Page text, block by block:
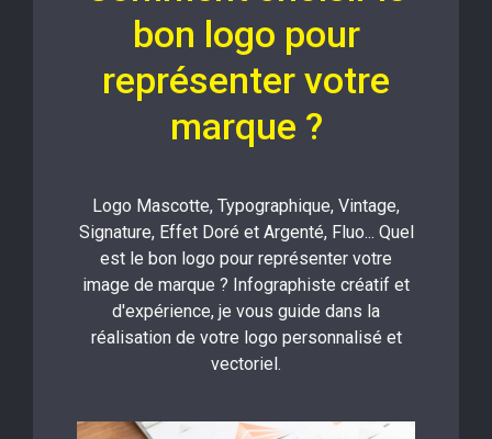
bon logo pour
représenter votre
marque ?
Logo Mascotte, Typographique, Vintage,
Signature, Effet Doré et Argenté, Fluo... Quel
est le bon logo pour représenter votre
image de marque ? Infographiste créatif et
d'expérience, je vous guide dans la
réalisation de votre logo personnalisé et
vectoriel.